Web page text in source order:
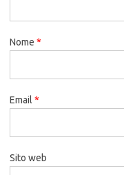
Nome *
Email *
Sito web